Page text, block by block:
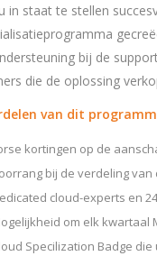
in staat te stellen
bij de
die de oplossing
van dit
kortingen op de
bij de verdeling van
cloud-experts en
om elk kwartaal
Specilization Badge